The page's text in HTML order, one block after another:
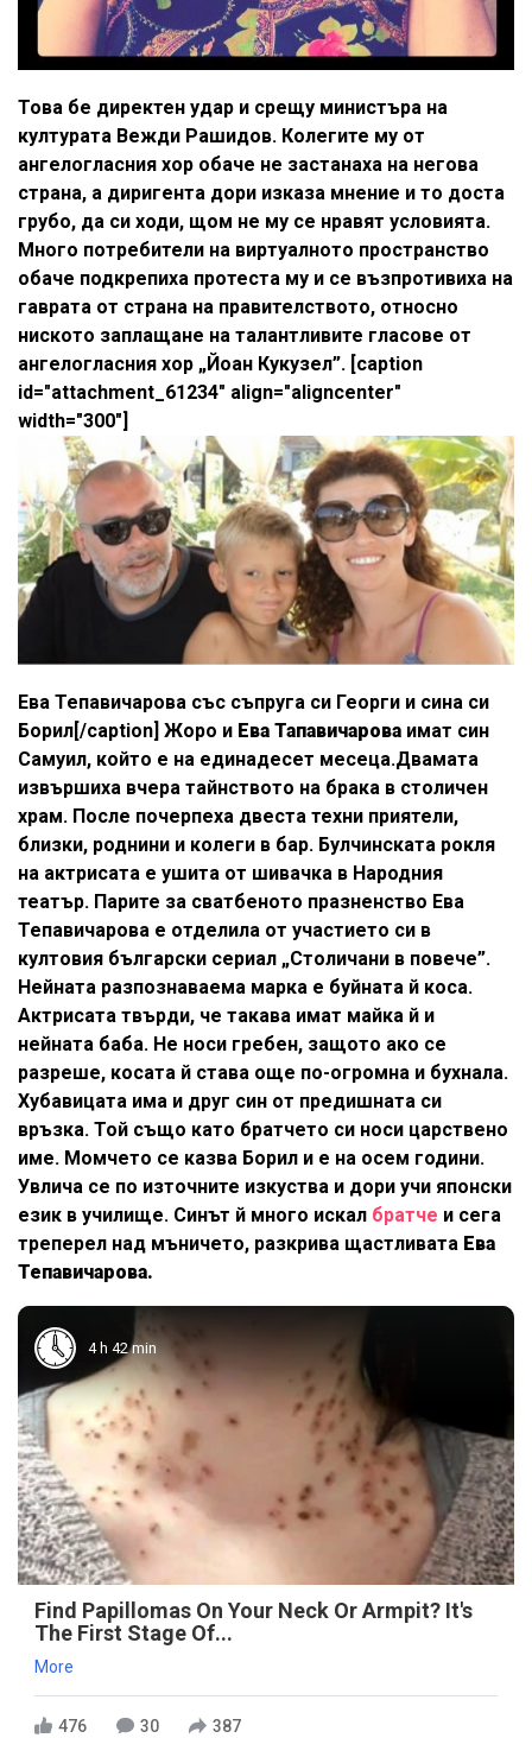
Това бе директен удар и срещу министъра на
културата Вежди Рашидов. Колегите му от
ангелогласния хор обаче не застанаха на негова
страна, а диригента дори изказа мнение и то доста
грубо, да си ходи, щом не му се нравят условията.
Много потребители на виртуалното пространство
обаче подкрепиха протеста му и се възпротивиха на
гаврата от страна на правителството, относно
ниското заплащане на талантливите гласове от
ангелогласния хор „Йоан Кукузел”. [caption
id="attachment_61234" align="aligncenter"
width="300"]
Ева Тепавичарова със съпруга си Георги и сина си
Борил[/caption] Жоро и Ева Тапавичарова имат син
Самуил, който е на единадесет месеца.Двамата
извършиха вчера тайнството на брака в столичен
храм. После почерпеха двеста техни приятели,
близки, роднини и колеги в бар. Булчинската рокля
на актрисата е ушита от шивачка в Народния
театър. Парите за сватбеното празненство Ева
Тепавичарова е отделила от участието си в
култовия български сериал „Столичани в повече”.
Нейната разпознаваема марка е буйната й коса.
Актрисата твърди, че такава имат майка й и
нейната баба. Не носи гребен, защото ако се
разреше, косата й става още по-огромна и бухнала.
Хубавицата има и друг син от предишната си
връзка. Той също като братчето си носи царствено
име. Момчето се казва Борил и е на осем години.
Увлича се по източните изкуства и дори учи японски
език в училище. Синът й много искал братче и сега
треперел над мъничето, разкрива щастливата Ева
Тепавичарова.
4 h 42 min
Find Papillomas On Your Neck Or Armpit? It's
The First Stage Of...
More
476 30 387